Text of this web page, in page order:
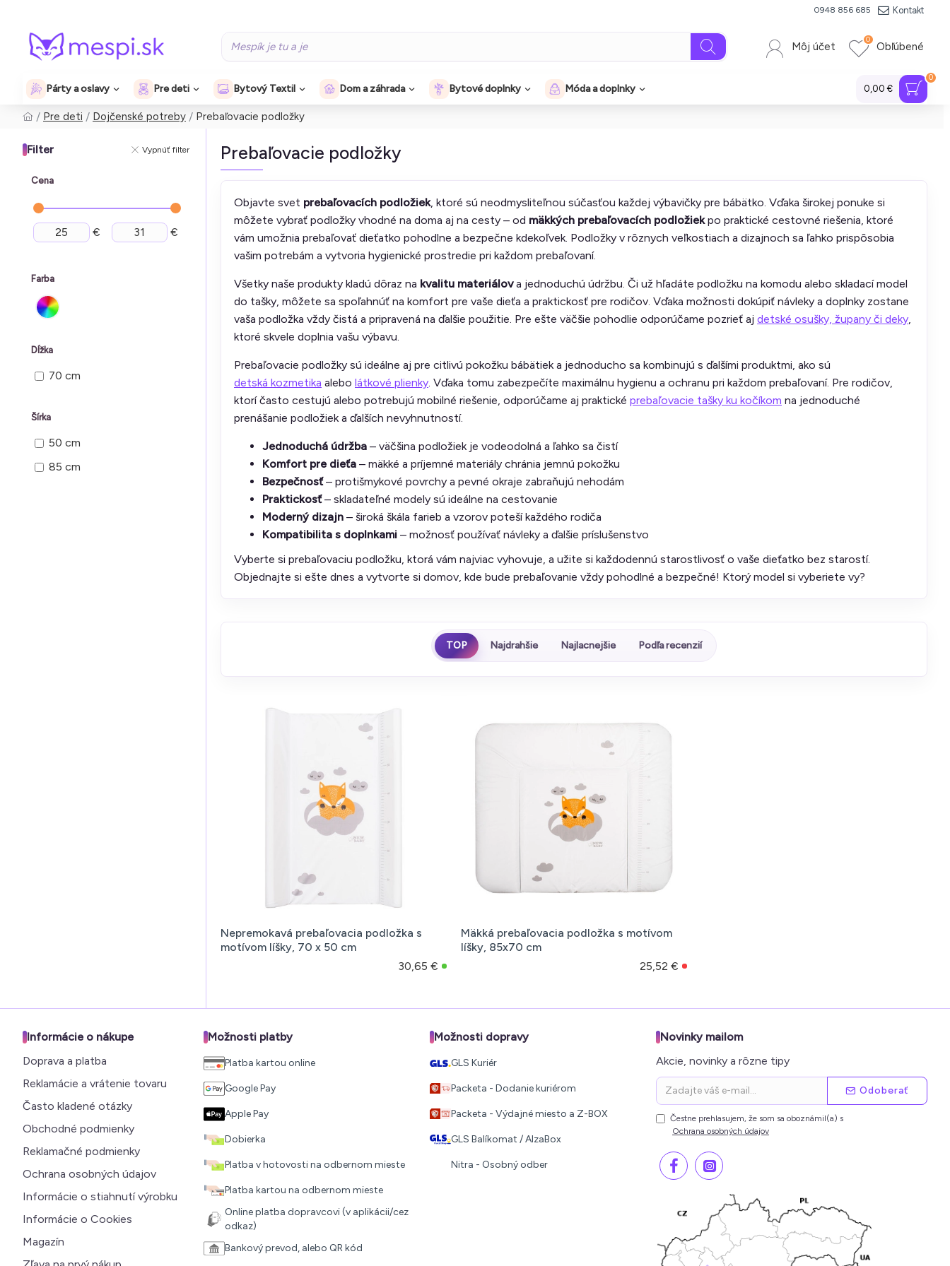
0948 856 685 Kontakt
Môj účet Obľúbené
0
Párty a oslavy Pre deti Bytový Textil Dom a záhrada Bytové doplnky Móda a doplnky 0,00 €
0
Pre deti Dojčenské potreby Prebaľovacie podložky
Filter Vypnúť filter
Cena
€ €
Šírka
50 cm
85 cm
Dĺžka
70 cm
Farba
Prebaľovacie podložky
Objavte svet prebaľovacích podložiek, ktoré sú neodmysliteľnou súčasťou každej výbavičky pre bábätko. Vďaka širokej ponuke si
môžete vybrať podložky vhodné na doma aj na cesty – od mäkkých prebaľovacích podložiekpo praktické cestovné riešenia, ktoré
vám umožnia prebaľovať dieťatko pohodlne a bezpečne kdekoľvek. Podložky v rôznych veľkostiach a dizajnoch sa ľahko prispôsobia
vašim potrebám a vytvoria hygienické prostredie pri každom prebaľovaní.
Všetky naše produkty kladú dôraz na kvalitu materiálova jednoduchú údržbu. Či už hľadáte podložku na komodu alebo skladací model
do tašky, môžete sa spoľahnúť na komfort pre vaše dieťa a praktickosť pre rodičov. Vďaka možnosti dokúpiť návleky a doplnky zostane
vaša podložka vždy čistá a pripravená na ďalšie použitie. Pre ešte väčšie pohodlie odporúčame pozrieť aj detské osušky, župany či deky,
ktoré skvele doplnia vašu výbavu.
Prebaľovacie podložky sú ideálne aj pre citlivú pokožku bábätiek a jednoducho sa kombinujú s ďalšími produktmi, ako sú
detská kozmetika alebo látkové plienky. Vďaka tomu zabezpečíte maximálnu hygienu a ochranu pri každom prebaľovaní. Pre rodičov,
ktorí často cestujú alebo potrebujú mobilné riešenie, odporúčame aj praktické prebaľovacie tašky ku kočíkom na jednoduché
prenášanie podložiek a ďalších nevyhnutností.
Jednoduchá údržba – väčšina podložiek je vodeodolná a ľahko sa čistí
Komfort pre dieťa – mäkké a príjemné materiály chránia jemnú pokožku
Bezpečnosť– protišmykové povrchy a pevné okraje zabraňujú nehodám
Praktickosť– skladateľné modely sú ideálne na cestovanie
Moderný dizajn – široká škála farieb a vzorov poteší každého rodiča
Kompatibilita s doplnkami – možnosť používať návleky a ďalšie príslušenstvo
Vyberte si prebaľovaciu podložku, ktorá vám najviac vyhovuje, a užite si každodennú starostlivosť o vaše dieťatko bez starostí.
Objednajte si ešte dnes a vytvorte si domov, kde bude prebaľovanie vždy pohodlné a bezpečné! Ktorý model si vyberiete vy?
TOP Najdrahšie Najlacnejšie Podľa recenzií
Nepremokavá prebaľovacia podložka s
motívom líšky, 70 x 50 cm
30,65 €
Mäkká prebaľovacia podložka s motívom
líšky, 85x70 cm
25,52 €
Informácie o nákupe
Doprava a platba
Reklamácie a vrátenie tovaru
Často kladené otázky
Obchodné podmienky
Reklamačné podmienky
Ochrana osobných údajov
Informácie o stiahnutí výrobku
Informácie o Cookies
Magazín
Možnosti platby
Platba kartou online
Google Pay
Apple Pay
Dobierka
Platba v hotovosti na odbernom mieste
Platba kartou na odbernom mieste
Online platba dopravcovi (v aplikácii/cez
odkaz)
Bankový prevod, alebo QR kód
Možnosti dopravy
GLS Kuriér
Packeta - Dodanie kuriérom
Packeta - Výdajné miesto a Z-BOX
GLS Balíkomat / AlzaBox
Nitra - Osobný odber
Novinky mailom
Akcie, novinky a rôzne tipy
Odoberať
Čestne prehlasujem, že som sa oboznámil(a) s
Ochrana osobných údajov